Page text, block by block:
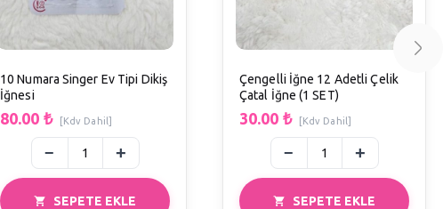
SEPETE EKLE
10 Numara Singer Ev Tipi Dikiş
İğnesi
80.00 ₺ [Kdv Dahil]
SEPETE EKLE
Çengelli İğne 12 Adetli Çelik
Çatal İğne (1 SET)
30.00 ₺ [Kdv Dahil]